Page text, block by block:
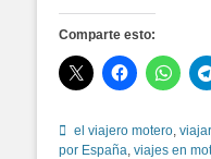
Comparte esto:
Etiquetas
el viajero motero
por España viajes en